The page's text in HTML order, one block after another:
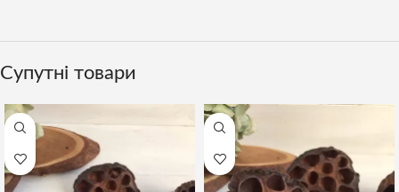
Супутні товари